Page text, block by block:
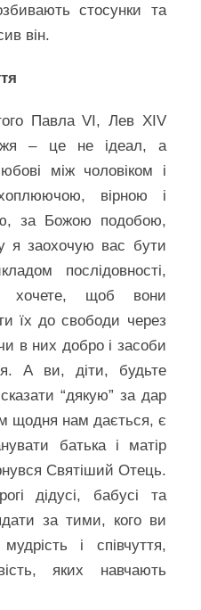
стосунки та
він.
Павла VI, Лев XIV
– це не ідеал, а
між чоловіком і
вірною і
за Божою подобою,
я заохочую вас бути
послідовності,
хочете, щоб вони
їх до свободи через
в них добро і засоби
А ви, діти, будьте
“дякую” за дар
щодня нам дається, є
батька і матір
Святіший Отець.
дідусі, бабусі та
за тими, кого ви
і співчуття,
яких навчають